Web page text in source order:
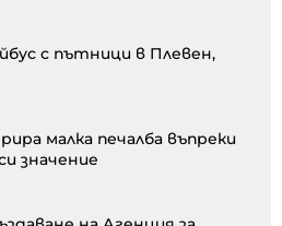
с пътници в Плевен,
малка печалба въпреки
значение